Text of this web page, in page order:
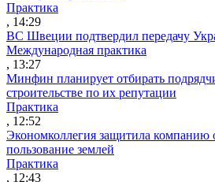
Практика
, 14:29
ВС Швеции подтвердил передачу
Международная практика
, 13:27
Минфин планирует отбирать
строительстве по их репутации
Практика
, 12:52
Экономколлегия защитила компанию
пользование землей
Практика
, 12:43